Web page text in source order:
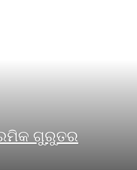
ଗୁରୁତର